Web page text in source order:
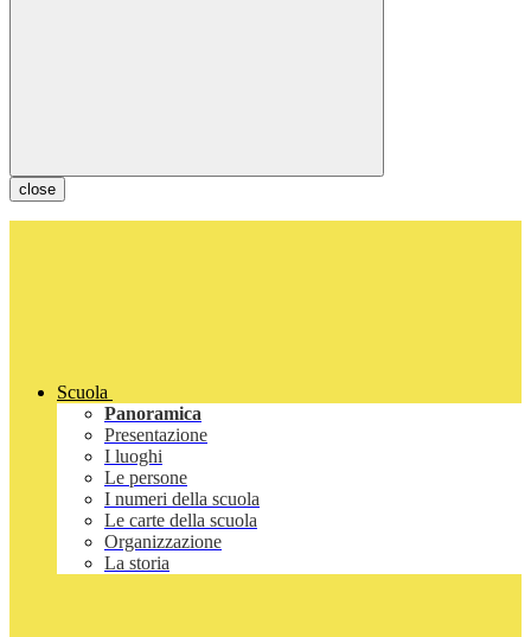
close
Scuola
Panoramica
Presentazione
I luoghi
Le persone
I numeri della scuola
Le carte della scuola
Organizzazione
La storia